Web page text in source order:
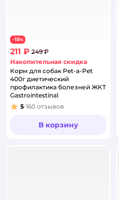
−15%
211 ₽ 249 ₽
Накопительная скидка
Корм для собак Pet-a-Pet
400г диетический
профилактика болезней ЖКТ
Gastrointestinal
Рейтинг:
5 160 отзывов
В корзину